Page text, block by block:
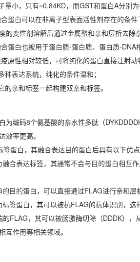
量小，只有~0.84KD，而GST和蛋白A分别
蛋白可以在非离子型表面活性剂存在的条
的变性剂溶解后通过金属螯和亲和层析去除
蛋白也被用于蛋白质-蛋白质、蛋白质-DNA
原性相对较低，可将纯化的蛋白直接注射动
种表达系统，纯化的条件温和；
的亲和标签一起构建双亲和标签。
为编码8个氨基酸的亲水性多肽（
效率更高。
签蛋白，其融合表达目的蛋白后具有以下优点
融合表达标签，其通常不会与目的蛋白相互
目的蛋白，可以直接通过FLAG进行亲和
签蛋白，其可以被抗FLAG的抗体识别，
的FLAG，其可以被肠激酶切除（DDDK）
互作用等相关领域。